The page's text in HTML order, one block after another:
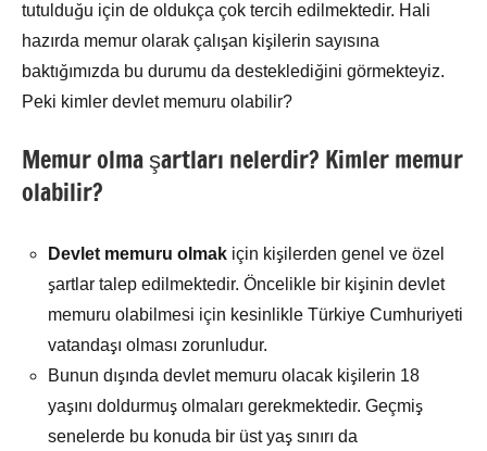
tutulduğu için de oldukça çok tercih edilmektedir. Hali
hazırda memur olarak çalışan kişilerin sayısına
baktığımızda bu durumu da desteklediğini görmekteyiz.
Peki kimler devlet memuru olabilir?
Memur olma şartları nelerdir? Kimler memur
olabilir?
Devlet memuru olmak için kişilerden genel ve özel
şartlar talep edilmektedir. Öncelikle bir kişinin devlet
memuru olabilmesi için kesinlikle Türkiye Cumhuriyeti
vatandaşı olması zorunludur.
Bunun dışında devlet memuru olacak kişilerin 18
yaşını doldurmuş olmaları gerekmektedir. Geçmiş
senelerde bu konuda bir üst yaş sınırı da